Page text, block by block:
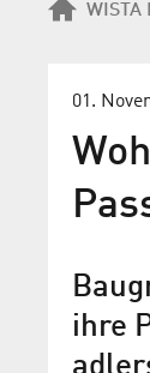
WISTA
01.
ihre